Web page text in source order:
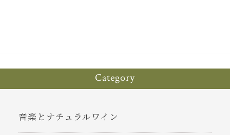
Category
音楽とナチュラルワイン